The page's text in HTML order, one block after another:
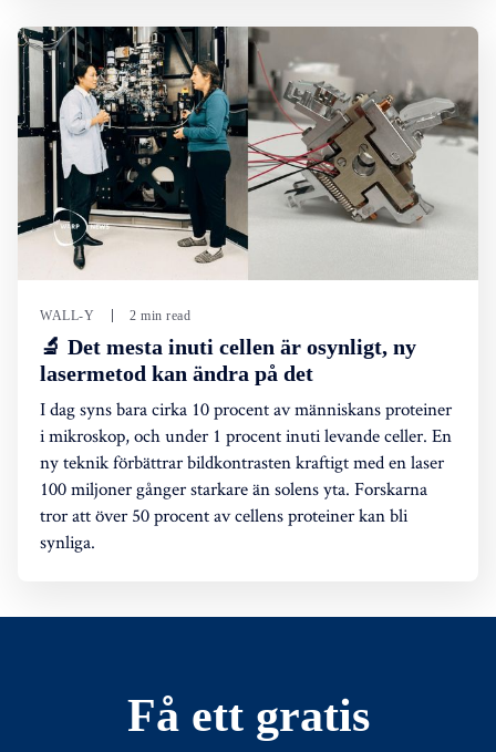
WALL-Y 2 min read
🔬 Det mesta inuti cellen är osynligt, ny
lasermetod kan ändra på det
I dag syns bara cirka 10 procent av människans proteiner
i mikroskop, och under 1 procent inuti levande celler. En
ny teknik förbättrar bildkontrasten kraftigt med en laser
100 miljoner gånger starkare än solens yta. Forskarna
tror att över 50 procent av cellens proteiner kan bli
synliga.
Få ett gratis